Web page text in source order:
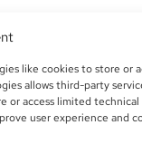
like cookies to store or
allows third-party
or access limited technical
user experience and